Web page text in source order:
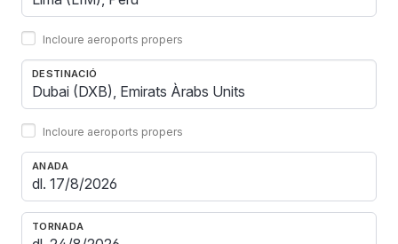
Incloure aeroports propers
DESTINACIÓ
Incloure aeroports propers
ANADA
TORNADA